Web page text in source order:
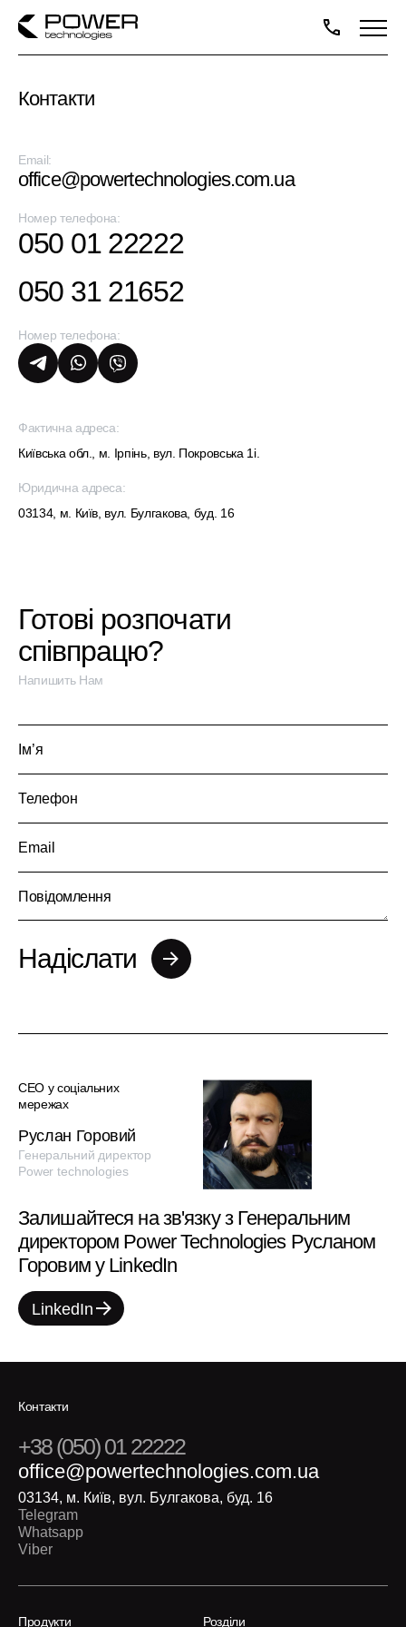
Контакти
Email:
office@powertechnologies.com.ua
Номер телефона:
050 01 22222
050 31 21652
Номер телефона:
Фактична адреса:
Київська обл., м. Ірпінь, вул. Покровська 1і.
Юридична адреса:
03134, м. Київ, вул. Булгакова, буд. 16
Готові розпочати
співпрацю?
Напишить Нам
СЕО у соціальних
мережах
Руслан Горовий
Генеральний директор
Power technologies
Залишайтеся на зв'язку з Генеральним
директором Power Technologies Русланом
Горовим у LinkedIn
LinkedIn
Продукти Розділи
Контакти
+38 (050) 01 22222
office@powertechnologies.com.ua
03134, м. Київ, вул. Булгакова, буд. 16
Telegram
Whatsapp
Viber